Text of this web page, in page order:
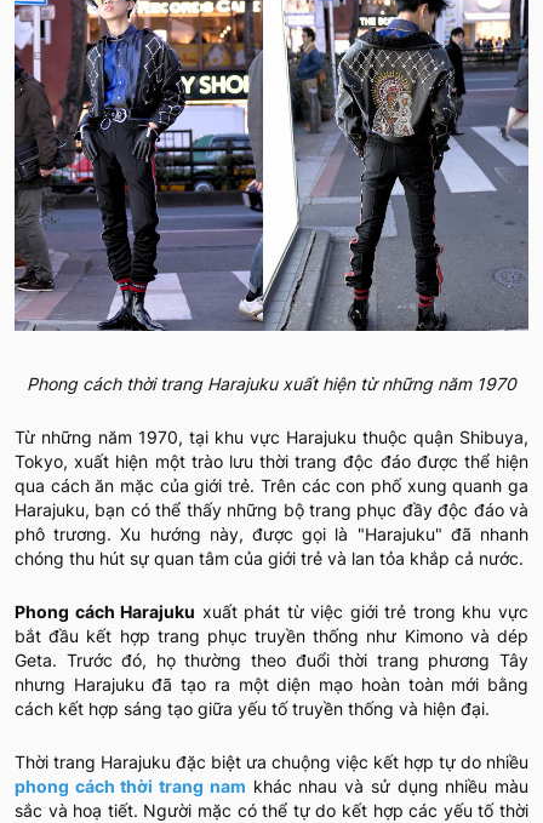
Phong cách thời trang Harajuku xuất hiện từ những năm 1970
Từ những năm 1970, tại khu vực Harajuku thuộc quận Shibuya,
Tokyo, xuất hiện một trào lưu thời trang độc đáo được thể hiện
qua cách ăn mặc của giới trẻ. Trên các con phố xung quanh ga
Harajuku, bạn có thể thấy những bộ trang phục đầy độc đáo và
phô trương. Xu hướng này, được gọi là "Harajuku" đã nhanh
chóng thu hút sự quan tâm của giới trẻ và lan tỏa khắp cả nước.
Phong cách Harajuku xuất phát từ việc giới trẻ trong khu vực
bắt đầu kết hợp trang phục truyền thống như Kimono và dép
Geta. Trước đó, họ thường theo đuổi thời trang phương Tây
nhưng Harajuku đã tạo ra một diện mạo hoàn toàn mới bằng
cách kết hợp sáng tạo giữa yếu tố truyền thống và hiện đại.
Thời trang Harajuku đặc biệt ưa chuộng việc kết hợp tự do nhiều
phong cách thời trang nam khác nhau và sử dụng nhiều màu
sắc và hoạ tiết. Người mặc có thể tự do kết hợp các yếu tố thời